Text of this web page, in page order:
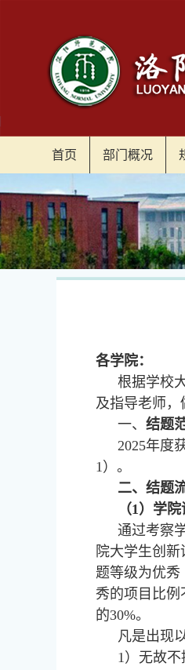
首页 部门概况
各学院：
根据学校
及指导老师，
一、 结题
2025年度
1）。
二、结题
（1）学
通过考察
院大学生创
题等级为优秀
秀的项目比例
的30%。
凡是出现
1）无故不